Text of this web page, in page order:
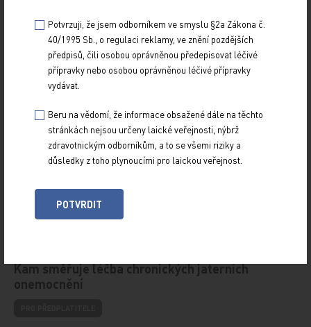
Kam směřuje léčba chronických jaterních
onemocnění
Potvrzuji, že jsem odborníkem ve smyslu §2a Zákona č.
40/1995 Sb., o regulaci reklamy, ve znění pozdějších
předpisů, čili osobou oprávněnou předepisovat léčivé
přípravky nebo osobou oprávněnou léčivé přípravky
vydávat.
Beru na vědomí, že informace obsažené dále na těchto
stránkách nejsou určeny laické veřejnosti, nýbrž
zdravotnickým odborníkům, a to se všemi riziky a
důsledky z toho plynoucími pro laickou veřejnost.
POTVRDIT